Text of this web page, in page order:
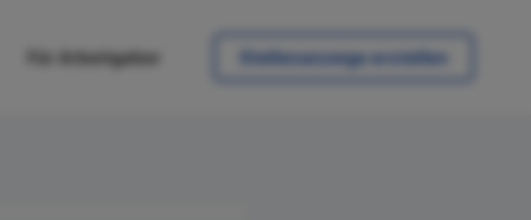
Für Arbeitgeber Stellenanzeige erstellen